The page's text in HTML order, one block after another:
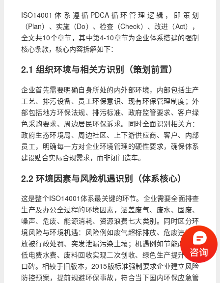
ISO14001体系遵循PDCA循环管理逻辑，即策划
（Plan）、实施（Do）、检查（Check）、改进（Act），
全文共10个章节，其中第4-10章节为企业体系搭建的强制
核心条款，核心内容拆解如下：
2.1 组织环境与相关方识别（策划前置）
企业首先需要明确自身所处的内外部环境，内部包括生产
工艺、排污设备、员工环保意识、现有环保管理制度；外
部包括地方环保法规、排污标准、政府监管要求、客户绿
色采购要求、周边居民环保诉求。同时全面识别相关方：
政府生态环境局、周边社区、上下游供应商、客户、内部
员工，明确每一方对企业环境管理的硬性要求，确保体系
建设贴合实际合规需求，而非闭门造车。
2.2 环境因素与风险机遇识别（体系核心）
这是整个ISO14001体系最关键的环节。企业需要全面排查
生产及办公全过程的环境因素，涵盖废气、废水、固废、
噪声、危废、能源消耗、资源浪费七大类别。同时区分环
境风险与环境机遇：风险例如废气超标排放、危废违规存
放被行政处罚、突发泄漏污染土壤；机遇例如节能改造降
低电费水费、废料回收实现二次创收、绿色生产提升品牌
口碑。相较于旧版本，2015版标准强制要求企业建立风险
防控预案，提前规避环保事故，符合当下国内环保应急管